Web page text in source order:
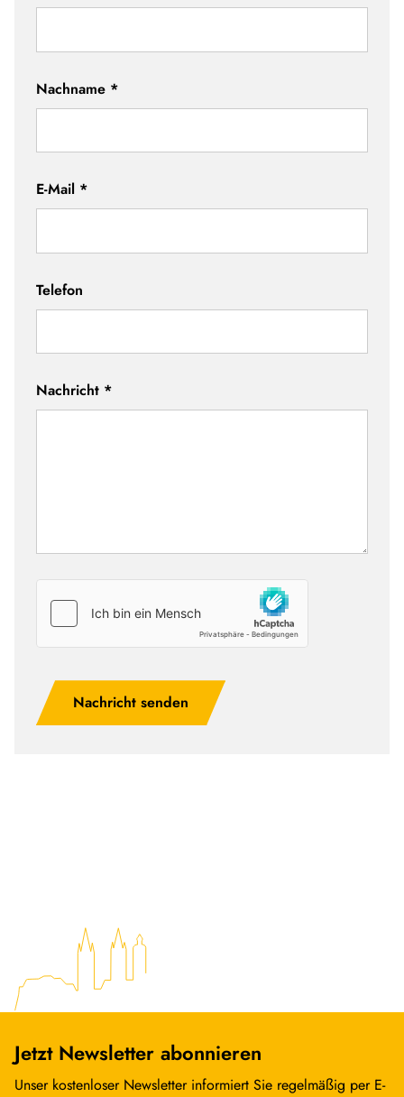
Nachname *
E-Mail *
Telefon
Nachricht *
Nachricht senden
Jetzt Newsletter abonnieren
Unser kostenloser Newsletter informiert Sie regelmäßig per E-